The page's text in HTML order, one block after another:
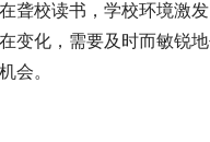
聋校读书，学校环境激
变化，需要及时而敏锐
会。